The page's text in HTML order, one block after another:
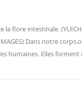
la flore intestinale.
IMAGES) Dans notre
humaines. Elles